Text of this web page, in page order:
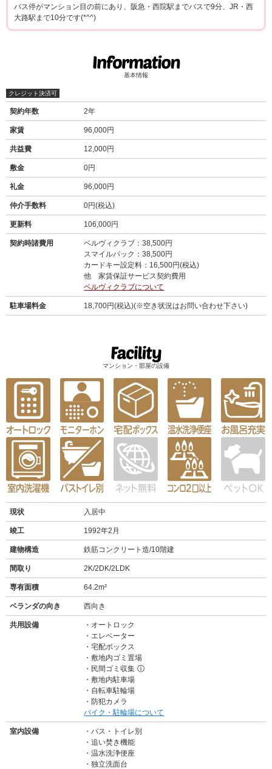
バス停がマンション目の前にあり、阪急・西院駅までバスで9分、JR・西
大路駅まで10分です(*^^)
基本情報
クレジット決済可
契約年数 2年
家賃 96,000円
共益費 12,000円
敷金 0円
礼金 96,000円
仲介手数料 0円(税込)
更新料 106,000円
契約時諸費用
ベルヴィクラブ：38,500円
スマイルパック：38,500円
カードキー設定料：16,500円(税込)
他 家賃保証サービス契約費用
ベルヴィクラブについて
駐車場料金 18,700円(税込)(※空き状況はお問い合わせ下さい)
マンション・部屋の設備
現状 入居中
竣工 1992年2月
建物構造 鉄筋コンクリート造/10階建
間取り 2K/2DK/2LDK
専有面積 64.2m²
ベランダの向き 西向き
共用設備
オートロック
エレベーター
宅配ボックス
敷地内ゴミ置場
民間ゴミ収集 ⓘ
敷地内駐車場
自転車駐輪場
防犯カメラ
バイク・駐輪場について
室内設備
バス・トイレ別
追い焚き機能
温水洗浄便座
独立洗面台